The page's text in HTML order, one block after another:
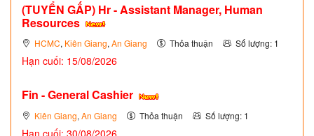
(TUYỂN GẤP) Hr - Assistant Manager, Human
Resources
HCMC, Kiên Giang,An Giang Thỏa thuận Số lượng: 1
Hạn cuối: 15/08/2026
Fin - General Cashier
Kiên Giang, An Giang Thỏa thuận Số lượng: 1